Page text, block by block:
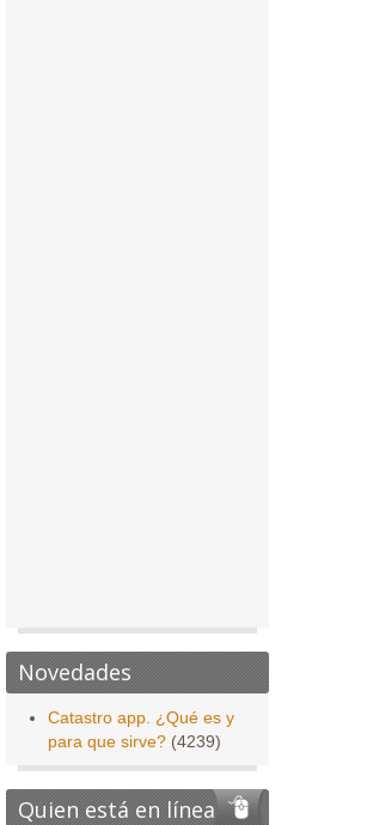
Novedades
Catastro app. ¿Qué es y
para que sirve? (4239)
Quien está en línea